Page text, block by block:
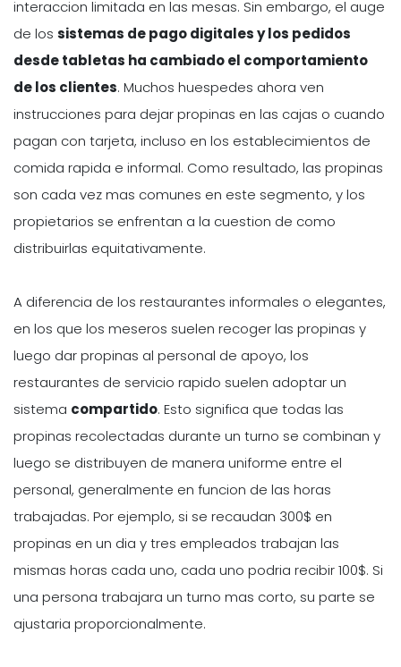
interaccion limitada en las mesas. Sin embargo, el auge
de los sistemas de pago digitales y los pedidos
desde tabletas ha cambiado el comportamiento
de los clientes. Muchos huespedes ahora ven
instrucciones para dejar propinas en las cajas o cuando
pagan con tarjeta, incluso en los establecimientos de
comida rapida e informal. Como resultado, las propinas
son cada vez mas comunes en este segmento, y los
propietarios se enfrentan a la cuestion de como
distribuirlas equitativamente.
A diferencia de los restaurantes informales o elegantes,
en los que los meseros suelen recoger las propinas y
luego dar propinas al personal de apoyo, los
restaurantes de servicio rapido suelen adoptar un
sistema compartido. Esto significa que todas las
propinas recolectadas durante un turno se combinan y
luego se distribuyen de manera uniforme entre el
personal, generalmente en funcion de las horas
trabajadas. Por ejemplo, si se recaudan 300$ en
propinas en un dia y tres empleados trabajan las
mismas horas cada uno, cada uno podria recibir 100$. Si
una persona trabajara un turno mas corto, su parte se
ajustaria proporcionalmente.